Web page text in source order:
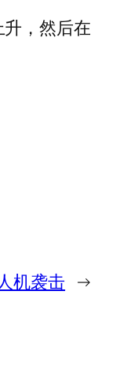
，然后在
机袭击 →